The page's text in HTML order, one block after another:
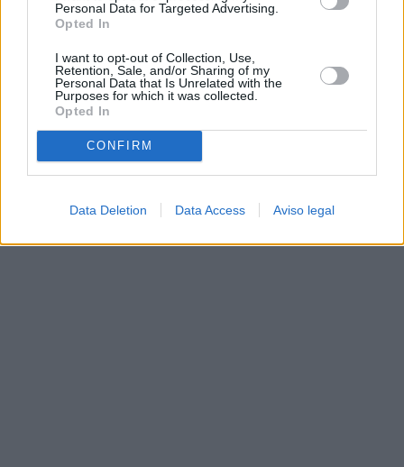
Personal Data for Targeted Advertising.
Opted In
I want to opt-out of Collection, Use,
Retention, Sale, and/or Sharing of my
Personal Data that Is Unrelated with the
Purposes for which it was collected.
Opted In
CONFIRM
Data Deletion Data Access Aviso legal